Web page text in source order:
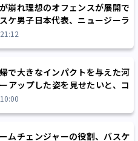
崩れ理想のオフェンスが展開で
ケ男子日本代表、ニュージーラ
合第2戦に19点差の完敗
で大きなインパクトを与えた河
アップした姿を見せたいと、コ
た」
ムチェンジャーの役割、バスケ